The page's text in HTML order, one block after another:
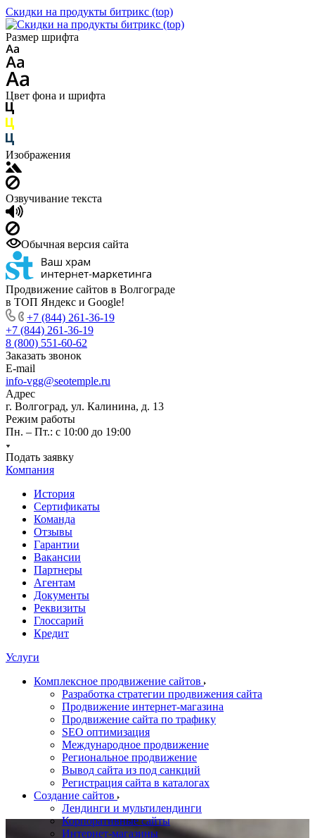
Скидки на продукты битрикс (top)
Размер шрифта
Цвет фона и шрифта
Изображения
Озвучивание текста
Обычная версия сайта
Продвижение сайтов в Волгограде
в ТОП Яндекс и Google!
+7 (844) 261-36-19
+7 (844) 261-36-19
8 (800) 551-60-62
Заказать звонок
E-mail
info-vgg@seotemple.ru
Адрес
г. Волгоград, ул. Калинина, д. 13
Режим работы
Пн. – Пт.: с 10:00 до 19:00
Подать заявку
Компания
История
Сертификаты
Команда
Отзывы
Гарантии
Вакансии
Партнеры
Агентам
Документы
Реквизиты
Глоссарий
Кредит
Услуги
Комплексное продвижение сайтов
Разработка стратегии продвижения сайта
Продвижение интернет-магазина
Продвижение сайта по трафику
SEO оптимизация
Международное продвижение
Региональное продвижение
Вывод сайта из под санкций
Регистрация сайта в каталогах
Создание сайтов
Лендинги и мультилендинги
Корпоративные сайты
Интернет-магазины